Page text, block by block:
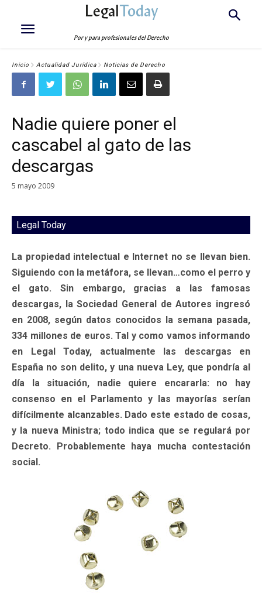
LegalToday
Por y para profesionales del Derecho
Inicio Actualidad Jurídica Noticias de Derecho
Nadie quiere poner el
cascabel al gato de las
descargas
5 mayo 2009
Legal Today
La propiedad intelectual e Internet no se llevan bien.
Siguiendo con la metáfora, se llevan…como el perro y
el gato. Sin embargo, gracias a las famosas
descargas, la Sociedad General de Autores ingresó
en 2008, según datos conocidos la semana pasada,
334 millones de euros. Tal y como vamos informando
en Legal Today, actualmente las descargas en
España no son delito, y una nueva Ley, que pondría al
día la situación, nadie quiere encararla: no hay
consenso en el Parlamento y las mayorías serían
difícilmente alcanzables. Dado este estado de cosas,
y la nueva Ministra; todo indica que se regulará por
Decreto. Probablemente haya mucha contestación
social.